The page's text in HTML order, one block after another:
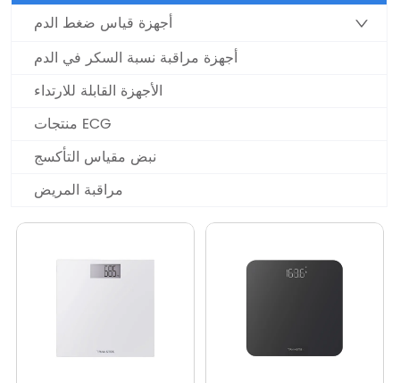
أجهزة قياس ضغط الدم
أجهزة مراقبة نسبة السكر في الدم
الأجهزة القابلة للارتداء
منتجات ECG
نبض مقياس التأكسج
مراقبة المريض